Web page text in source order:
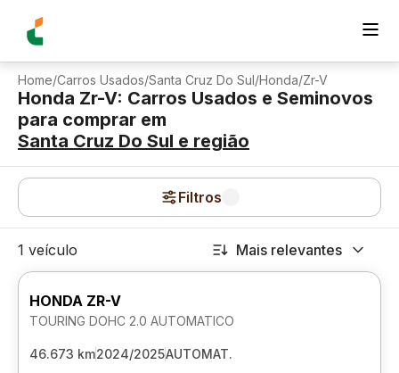
Home/Carros Usados/Santa Cruz Do Sul/Honda/Zr-V
Honda Zr-V: Carros Usados e Seminovos
para comprar em
Santa Cruz Do Sul e região
Filtros
1 veículo Mais relevantes
HONDA ZR-V
TOURING DOHC 2.0 AUTOMATICO
46.673 km2024/2025AUTOMAT.